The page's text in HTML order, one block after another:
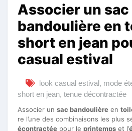
Associer un sac
bandoulière en
short en jean
casual estival
look casual estival, mode
short en jean, tenue décontractée
Associer un sac bandoulière en
re l’une des combinaisons les plus
écontractée pour le printemps et l’